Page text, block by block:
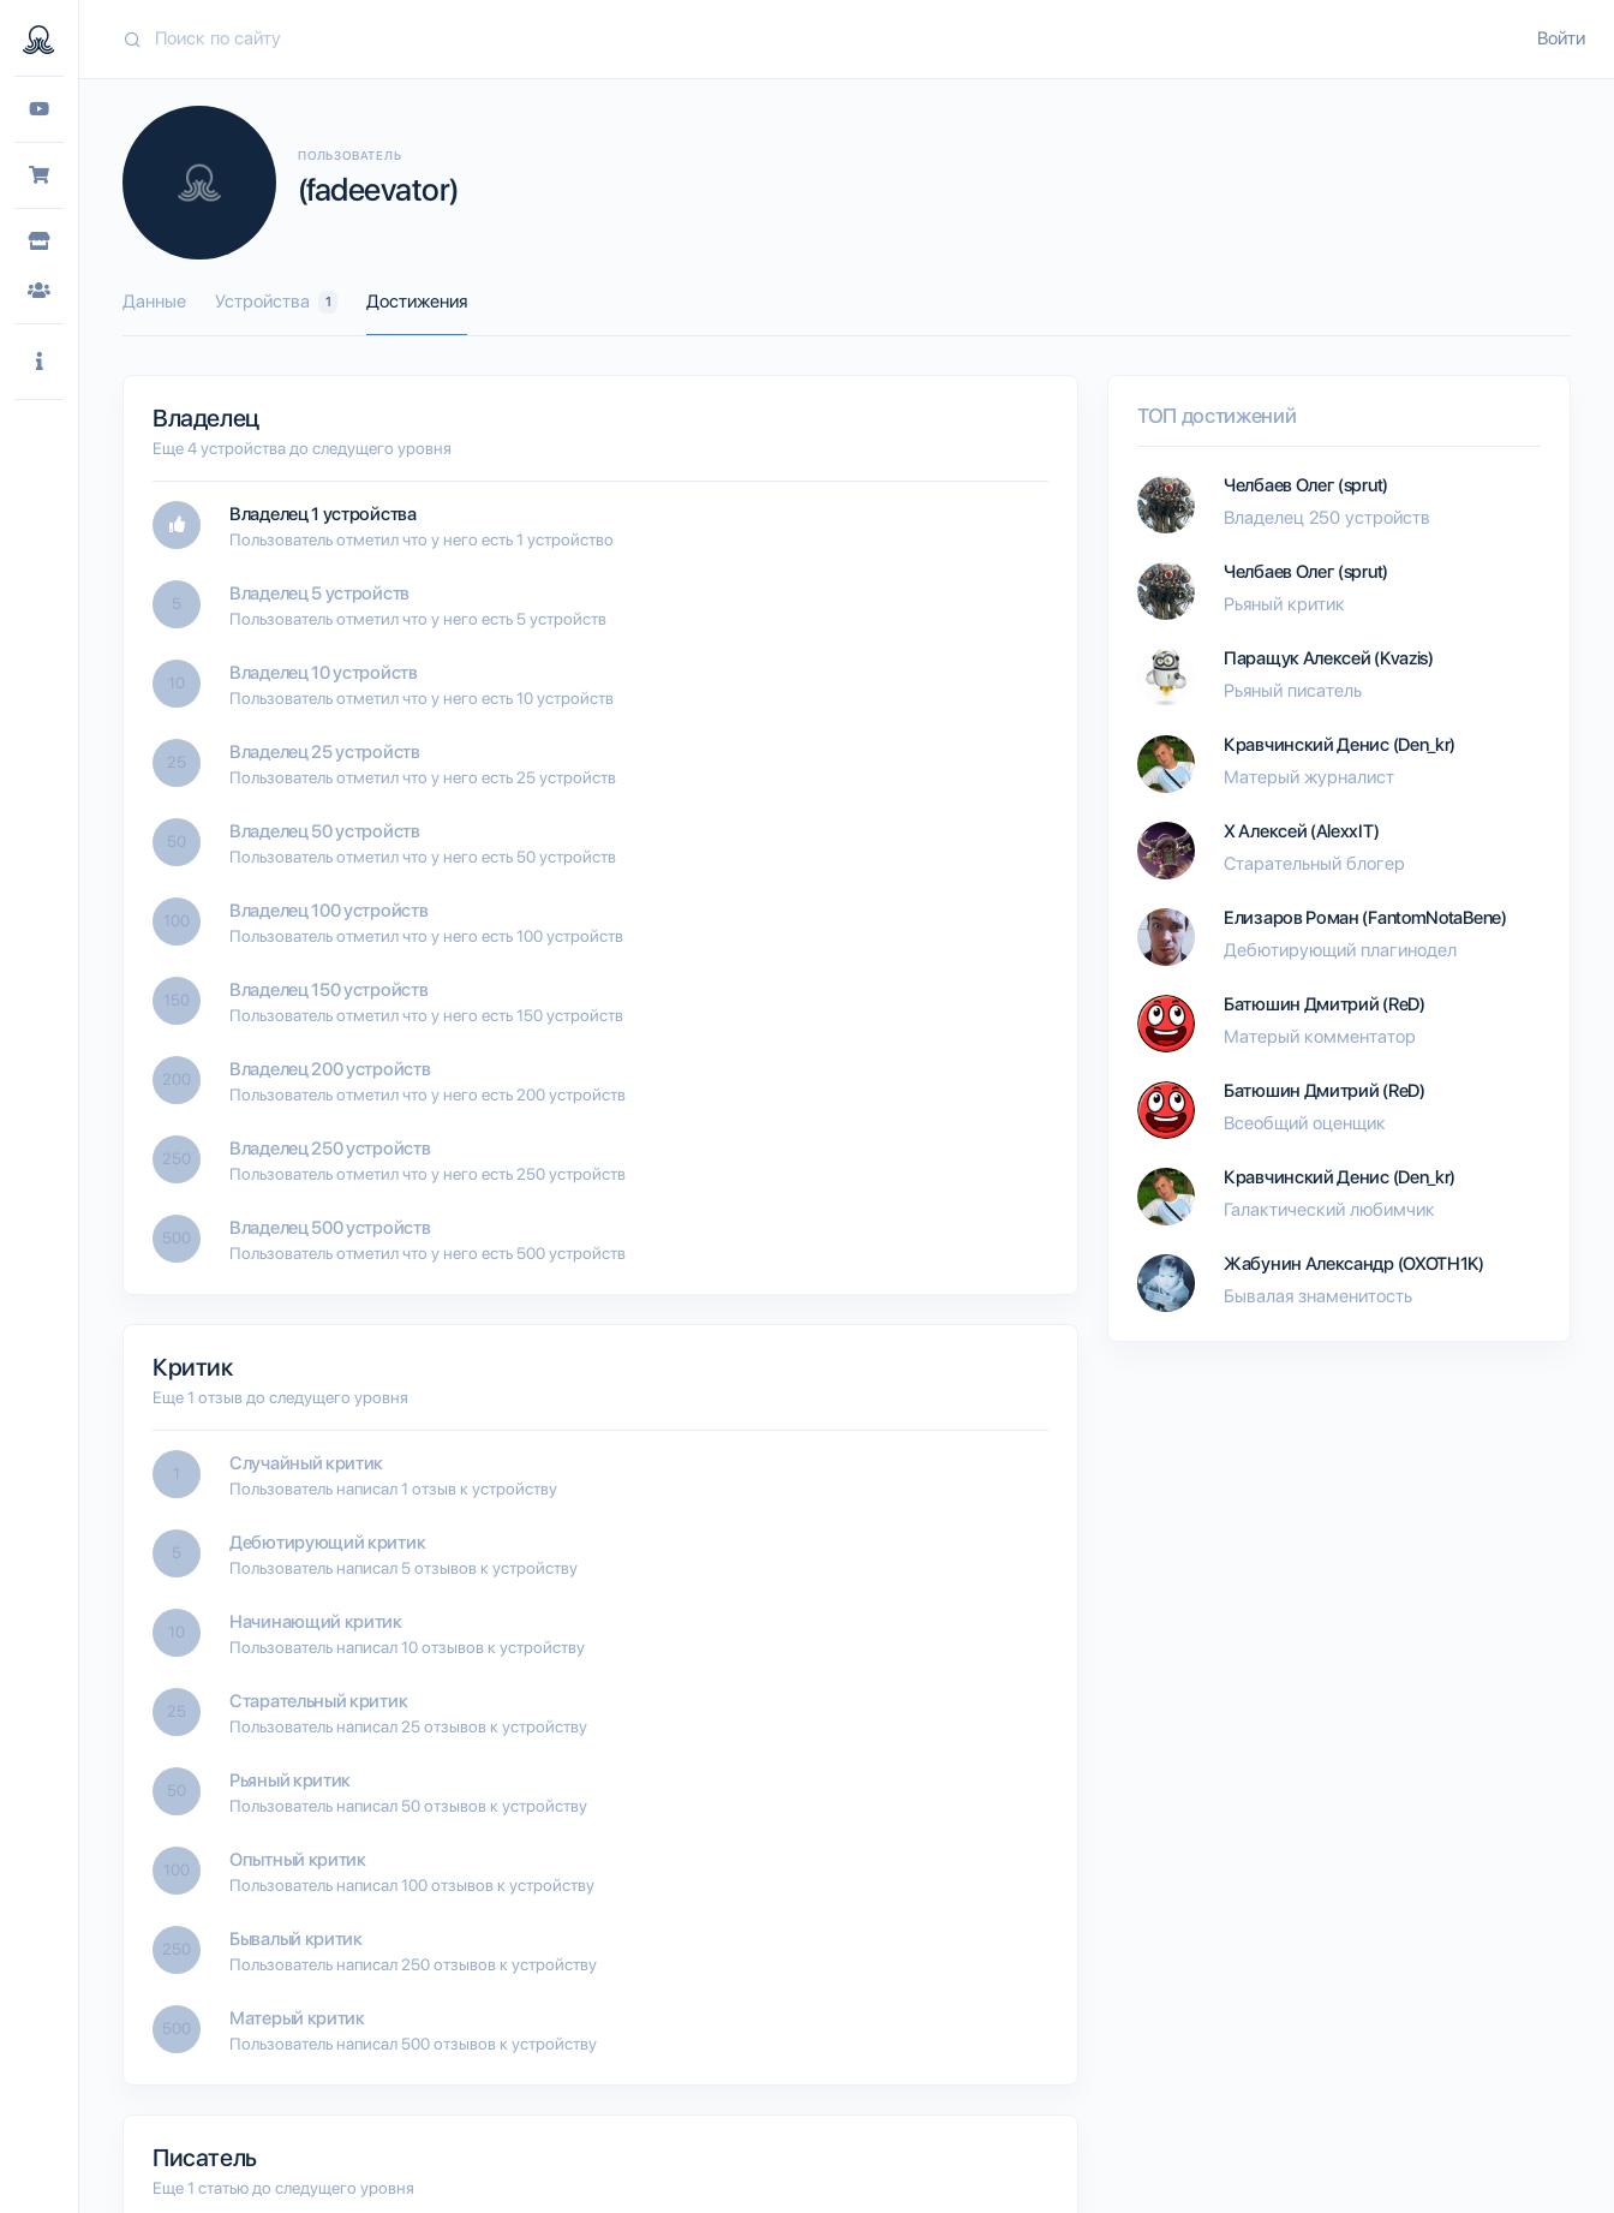
Войти
ПОЛЬЗОВАТЕЛЬ
(fadeevator)
Данные Устройства 1 Достижения
Владелец
Еще 4 устройства до следущего уровня
Владелец 1 устройства
Пользователь отметил что у него есть 1 устройство
5 Владелец 5 устройств
Пользователь отметил что у него есть 5 устройств
10 Владелец 10 устройств
Пользователь отметил что у него есть 10 устройств
25 Владелец 25 устройств
Пользователь отметил что у него есть 25 устройств
50 Владелец 50 устройств
Пользователь отметил что у него есть 50 устройств
100 Владелец 100 устройств
Пользователь отметил что у него есть 100 устройств
150 Владелец 150 устройств
Пользователь отметил что у него есть 150 устройств
200 Владелец 200 устройств
Пользователь отметил что у него есть 200 устройств
250 Владелец 250 устройств
Пользователь отметил что у него есть 250 устройств
500 Владелец 500 устройств
Пользователь отметил что у него есть 500 устройств
Критик
Еще 1 отзыв до следущего уровня
1 Случайный критик
Пользователь написал 1 отзыв к устройству
5 Дебютирующий критик
Пользователь написал 5 отзывов к устройству
10 Начинающий критик
Пользователь написал 10 отзывов к устройству
25 Старательный критик
Пользователь написал 25 отзывов к устройству
50 Рьяный критик
Пользователь написал 50 отзывов к устройству
100 Опытный критик
Пользователь написал 100 отзывов к устройству
250 Бывалый критик
Пользователь написал 250 отзывов к устройству
500 Матерый критик
Пользователь написал 500 отзывов к устройству
Писатель
Еще 1 статью до следущего уровня
ТОП достижений
Челбаев Олег (sprut)
Владелец 250 устройств
Челбаев Олег (sprut)
Рьяный критик
Паращук Алексей (Kvazis)
Рьяный писатель
Кравчинский Денис (Den_kr)
Матерый журналист
Х Алексей (AlexxIT)
Старательный блогер
Елизаров Роман (FantomNotaBene)
Дебютирующий плагинодел
Батюшин Дмитрий (ReD)
Матерый комментатор
Батюшин Дмитрий (ReD)
Всеобщий оценщик
Кравчинский Денис (Den_kr)
Галактический любимчик
Жабунин Александр (OXOTH1K)
Бывалая знаменитость